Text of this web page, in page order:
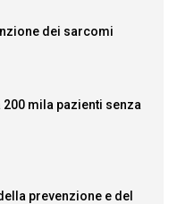
dei sarcomi
mila pazienti senza
prevenzione e del